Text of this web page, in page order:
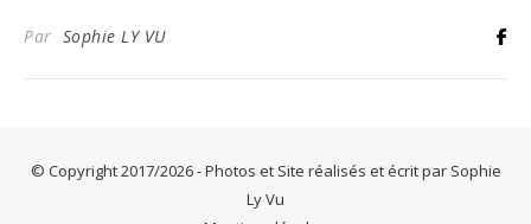
Par Sophie LY VU
© Copyright 2017/2026 - Photos et Site réalisés et écrit par Sophie
Ly Vu